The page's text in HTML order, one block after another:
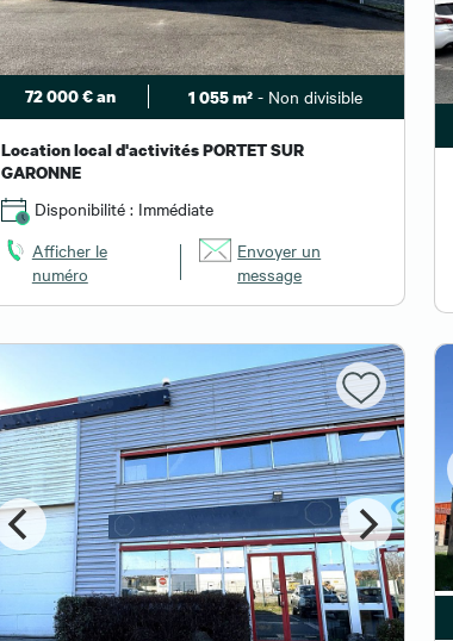
72 000 € an 1 055 m²- Non divisible
Location local d'activités PORTET SUR
GARONNE
Disponibilité : Immédiate
Afficher le
numéro
Envoyer un
message